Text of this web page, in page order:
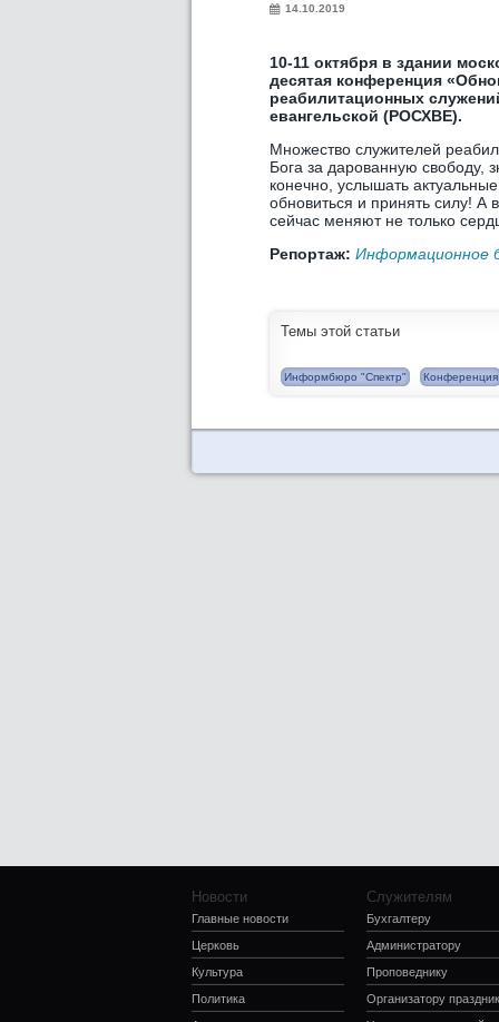
14.10.2019
10-11 октября в здании
десятая конференция
реабилитационных
евангельской (РОСХВЕ).
Множество служителей
Бога за дарованную свободу,
конечно, услышать
обновиться и принять силу!
сейчас меняют не только
Репортаж: Информационное
Темы этой статьи
Информбюро "Спектр" Конференция
Новости
Главные новости
Церковь
Культура
Политика
Служителям
Бухгалтеру
Администратору
Проповеднику
Организатору